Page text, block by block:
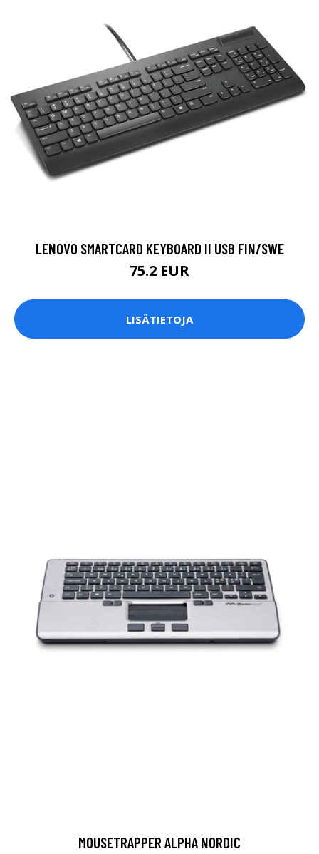
LENOVO SMARTCARD KEYBOARD II USB FIN/SWE
75.2 EUR
LISÄTIETOJA
MOUSETRAPPER ALPHA NORDIC